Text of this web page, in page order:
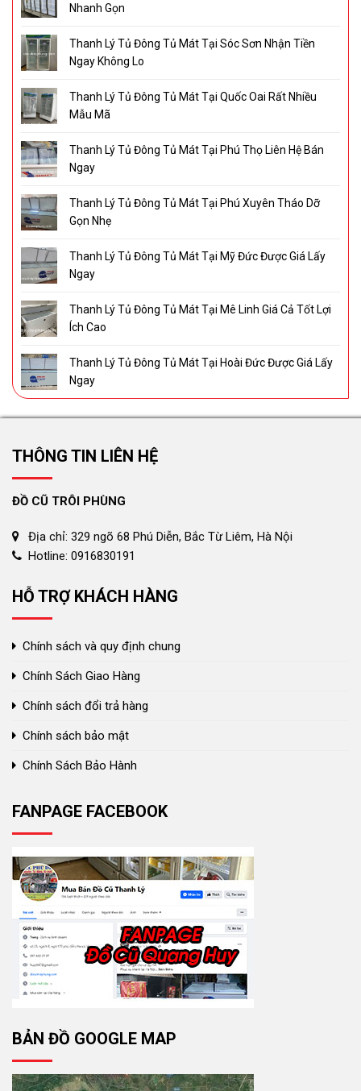
Nhanh Gọn
Thanh Lý Tủ Đông Tủ Mát Tại Sóc Sơn Nhận Tiền
Ngay Không Lo
Thanh Lý Tủ Đông Tủ Mát Tại Quốc Oai Rất Nhiều
Mẫu Mã
Thanh Lý Tủ Đông Tủ Mát Tại Phú Thọ Liên Hệ Bán
Ngay
Thanh Lý Tủ Đông Tủ Mát Tại Phú Xuyên Tháo Dỡ
Gọn Nhẹ
Thanh Lý Tủ Đông Tủ Mát Tại Mỹ Đức Được Giá Lấy
Ngay
Thanh Lý Tủ Đông Tủ Mát Tại Mê Linh Giá Cả Tốt Lợi
Ích Cao
Thanh Lý Tủ Đông Tủ Mát Tại Hoài Đức Được Giá Lấy
Ngay
THÔNG TIN LIÊN HỆ
ĐỒ CŨ TRÔI PHÙNG
Địa chỉ: 329 ngõ 68 Phú Diễn, Bắc Từ Liêm, Hà Nội
Hotline: 0916830191
HỖ TRỢ KHÁCH HÀNG
Chính sách và quy định chung
Chính Sách Giao Hàng
Chính sách đổi trả hàng
Chính sách bảo mật
Chính Sách Bảo Hành
FANPAGE FACEBOOK
BẢN ĐỒ GOOGLE MAP